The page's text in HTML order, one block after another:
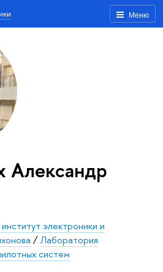
Меню
Александр
электроники и
/Лаборатория
систем